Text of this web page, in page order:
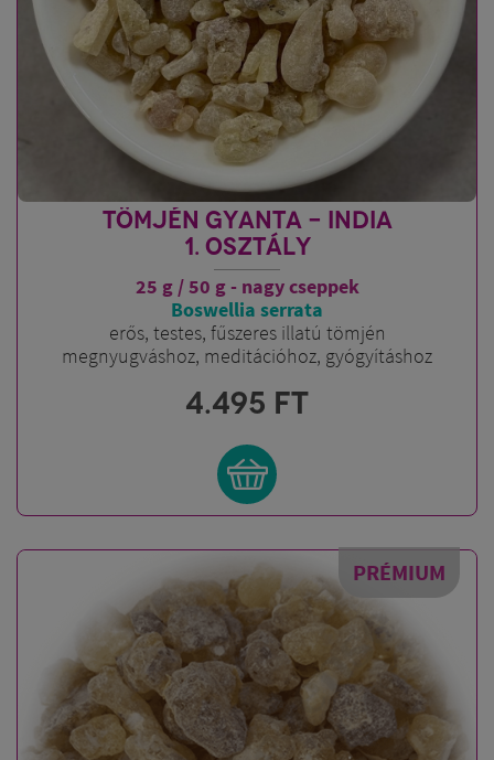
TÖMJÉN GYANTA - INDIA
1. OSZTÁLY
25 g / 50 g - nagy cseppek
Boswellia serrata
erős, testes, fűszeres illatú tömjén
megnyugváshoz, meditációhoz, gyógyításhoz
4.495 FT
PRÉMIUM